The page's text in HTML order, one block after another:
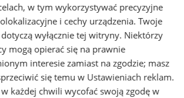
w tym wykorzystywać precyzyjne
i cechy urządzenia. Twoje
wyłącznie tej witryny. Niektórzy
mogą opierać się na prawnie
interesie zamiast na zgodzie; masz
się temu w Ustawieniach reklam.
każdej chwili wycofać swoją zgodę w